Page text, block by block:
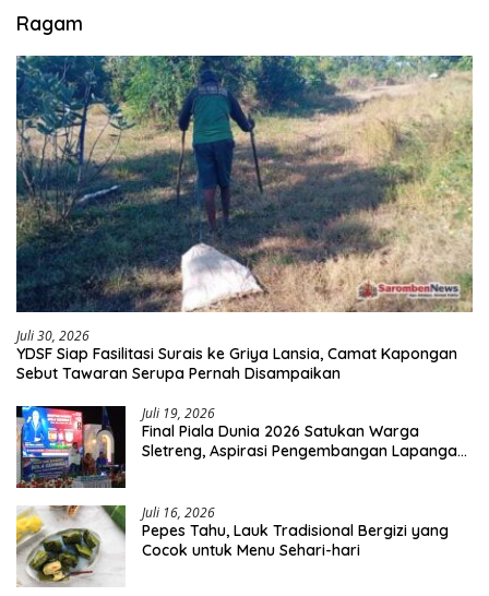
Ragam
Juli 30, 2026
YDSF Siap Fasilitasi Surais ke Griya Lansia, Camat Kapongan
Sebut Tawaran Serupa Pernah Disampaikan
Juli 19, 2026
Final Piala Dunia 2026 Satukan Warga
Sletreng, Aspirasi Pengembangan Lapangan
Juli 16, 2026
Pepes Tahu, Lauk Tradisional Bergizi yang
Cocok untuk Menu Sehari-hari